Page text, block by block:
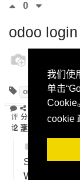
我们使
单击
Cookie
cookie
0
odoo
2022
outlook email
评
论
分
享
2注释
Same issue
We can send